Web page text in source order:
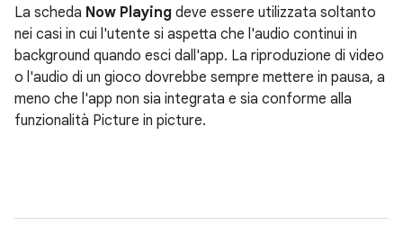
La scheda Now Playing deve essere utilizzata soltanto
nei casi in cui l'utente si aspetta che l'audio continui in
background quando esci dall'app. La riproduzione di video
o l'audio di un gioco dovrebbe sempre mettere in pausa, a
meno che l'app non sia integrata e sia conforme alla
funzionalità Picture in picture.